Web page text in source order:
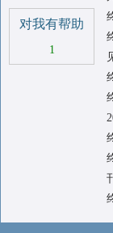
对我有帮助
1